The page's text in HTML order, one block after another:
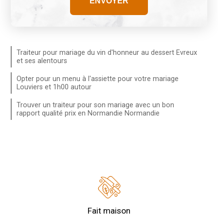
Traiteur pour mariage du vin d'honneur au dessert Evreux
et ses alentours
Opter pour un menu à l'assiette pour votre mariage
Louviers et 1h00 autour
Trouver un traiteur pour son mariage avec un bon
rapport qualité prix en Normandie Normandie
Fait maison